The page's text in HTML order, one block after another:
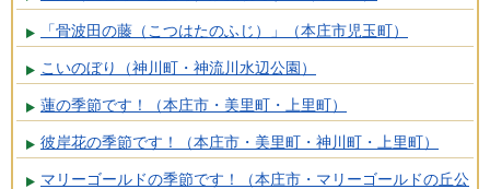
「骨波田の藤（こつはたのふじ）」（本庄市児玉町）
こいのぼり（神川町・神流川水辺公園）
蓮の季節です！（本庄市・美里町・上里町）
彼岸花の季節です！（本庄市・美里町・神川町・上里町）
マリーゴールドの季節です！（本庄市・マリーゴールドの丘公